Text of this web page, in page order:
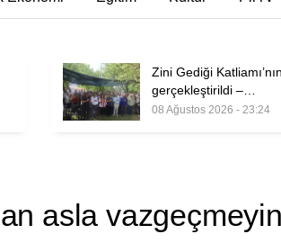
Zini Gediği
gerçekleştirildi –…
08 Ağustos 2026 - 23:24
asla